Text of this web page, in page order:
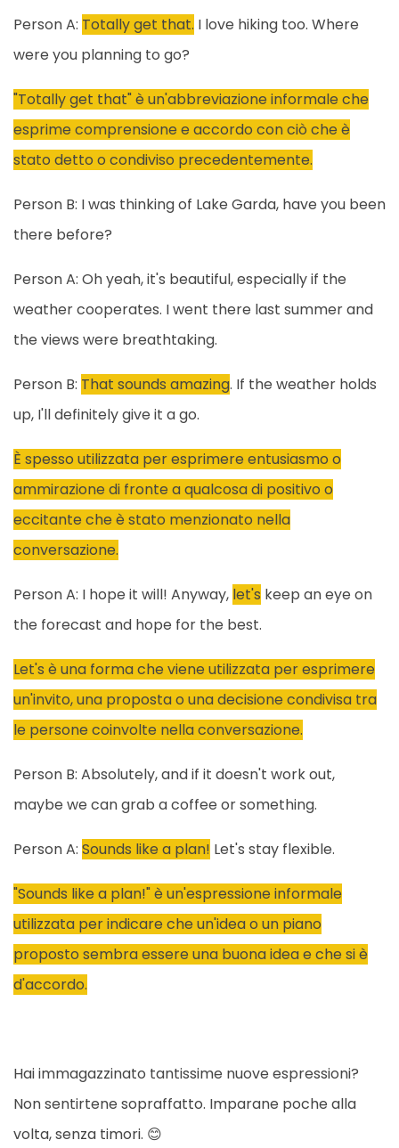
Person A: Totally get that. I love hiking too. Where
were you planning to go?
"Totally get that" è un'abbreviazione informale che
esprime comprensione e accordo con ciò che è
stato detto o condiviso precedentemente.
Person B: I was thinking of Lake Garda, have you been
there before?
Person A: Oh yeah, it's beautiful, especially if the
weather cooperates. I went there last summer and
the views were breathtaking.
Person B: That sounds amazing. If the weather holds
up, I'll definitely give it a go.
È spesso utilizzata per esprimere entusiasmo o
ammirazione di fronte a qualcosa di positivo o
eccitante che è stato menzionato nella
conversazione.
Person A: I hope it will! Anyway, let's keep an eye on
the forecast and hope for the best.
Let's è una forma che viene utilizzata per esprimere
un'invito, una proposta o una decisione condivisa tra
le persone coinvolte nella conversazione.
Person B: Absolutely, and if it doesn't work out,
maybe we can grab a coffee or something.
Person A: Sounds like a plan! Let's stay flexible.
"Sounds like a plan!" è un'espressione informale
utilizzata per indicare che un'idea o un piano
proposto sembra essere una buona idea e che si è
d'accordo.
Hai immagazzinato tantissime nuove espressioni?
Non sentirtene sopraffatto. Imparane poche alla
volta, senza timori. 😊